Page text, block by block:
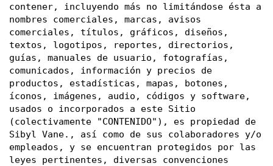
contener, incluyendo más no limitándose ésta a
nombres comerciales, marcas, avisos
comerciales, títulos, gráficos, diseños,
textos, logotipos, reportes, directorios,
guías, manuales de usuario, fotografías,
comunicados, información y precios de
productos, estadísticas, mapas, botones,
íconos, imágenes, audio, códigos y software,
usados o incorporados a este Sitio
(colectivamente "CONTENIDO"), es propiedad de
Sibyl Vane., así como de sus colaboradores y/o
empleados, y se encuentran protegidos por las
leyes pertinentes, diversas convenciones